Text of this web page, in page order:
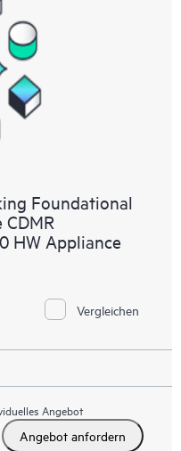
Foundational
HW Appliance
Vergleichen
Angebot
Angebot anfordern